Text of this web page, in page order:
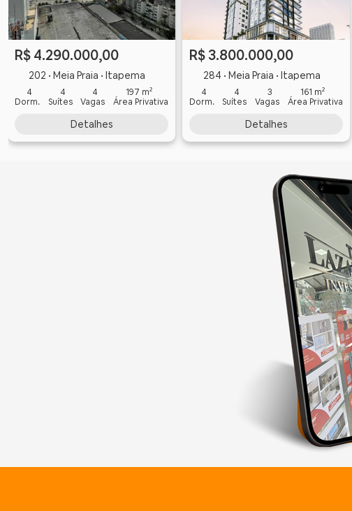
R$ 4.290.000,00
202 • Meia Praia • Itapema
4
Dorm.
4
Suítes
4
Vagas
197 m²
Área Privativa
Detalhes
R$ 3.800.000,00
284 • Meia Praia • Itapema
4
Dorm.
4
Suítes
3
Vagas
161 m²
Área Privativa
Detalhes